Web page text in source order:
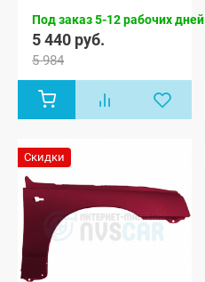
Под заказ 5-12 рабочих дней
5 440 руб.
5 984
Скидки